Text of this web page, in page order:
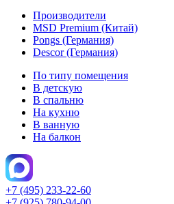
Производители
MSD Premium (Китай)
Pongs (Германия)
Descor (Германия)
По типу помещения
В детскую
В спальню
На кухню
В ванную
На балкон
+7 (495) 233-22-60